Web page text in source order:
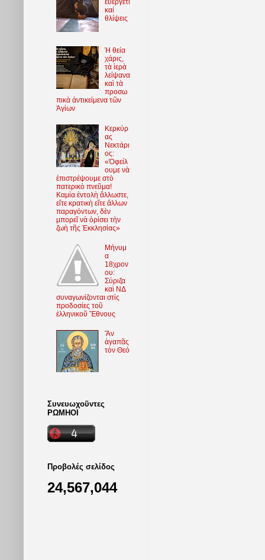
καί
θλίψεις
Ἡ θεία
χάρις,
τὰ ἱερὰ
λείψανα
καὶ τὰ
προσω
πικὰ ἀντικείμενα τῶν
Ἁγίων
Κερκύρ
ας
Νεκτάρι
ος:
«Ὀφείλ
ουμε νὰ
ἐπιστρέψουμε στὸ
πατερικὸ πνεῦμα!
Καμία ἐντολὴ ἄλλωστε,
εἴτε κρατικὴ εἴτε ἄλλων
παραγόντων, δὲν
μπορεῖ νὰ ὁρίσει τὴν
ζωὴ τῆς Ἐκκλησίας»
Μήνυμ
α
18χρον
ου:
Σύριζα
καὶ ΝΔ
συναγωνίζονται στὶς
προδοσίες τοῦ
ἑλληνικοῦ Ἔθνους
Ἄν
ἀγαπᾶς
τὸν Θεό
Συνευωχοῦντες
ΡΩΜΗΟΙ
Προβολές σελίδος
24,567,044